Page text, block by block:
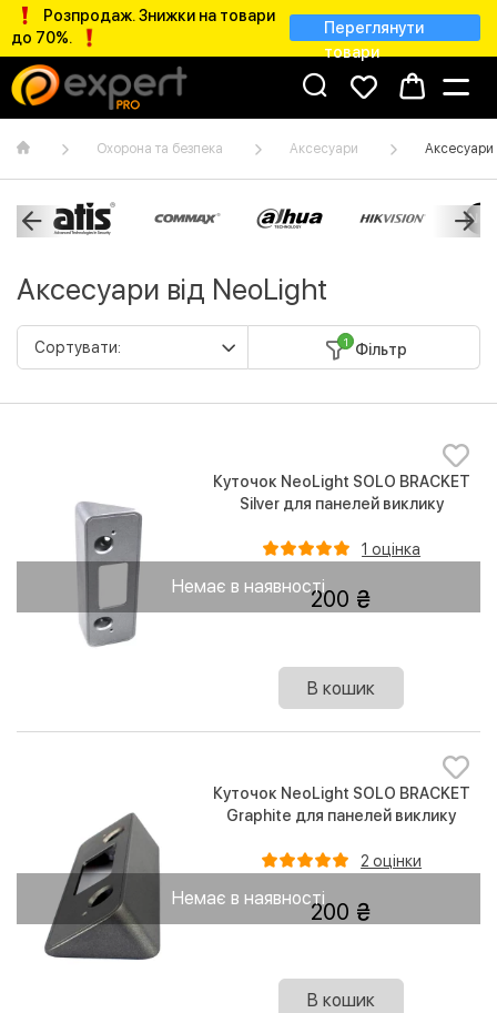
Розпродаж. Знижки на товари
до 70%.
Переглянути
товари
Охорона та безпека Аксесуари Аксесуари
Аксесуари від NeoLight
1 Фільтр
Немає в наявності
Куточок NeoLight SOLO BRACKET
Silver для панелей виклику
1 оцінка
200
В кошик
Немає в наявності
Куточок NeoLight SOLO BRACKET
Graphite для панелей виклику
2 оцінки
200
В кошик